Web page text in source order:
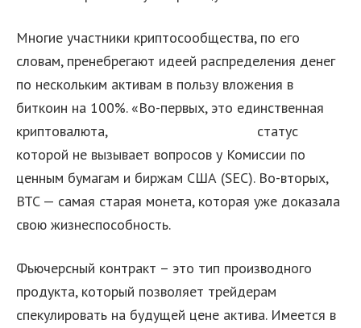
Многие участники криптосообщества, по его
словам, пренебрегают идеей распределения денег
по нескольким активам в пользу вложения в
биткоин на 100%. «Во-первых, это единственная
криптовалюта,
статус
которой не вызывает вопросов у Комиссии по
ценным бумагам и биржам США (SEC). Во-вторых,
BTC — самая старая монета, которая уже доказала
свою жизнеспособность.
Фьючерсный контракт – это тип производного
продукта, который позволяет трейдерам
спекулировать на будущей цене актива. Имеется в